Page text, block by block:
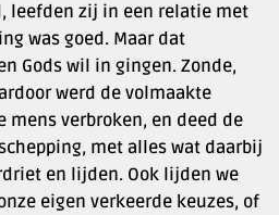
leefden zij in een relatie met
was goed. Maar dat
Gods wil in gingen. Zonde,
werd de volmaakte
mens verbroken, en deed de
met alles wat daarbij
en lijden. Ook lijden we
eigen verkeerde keuzes, of